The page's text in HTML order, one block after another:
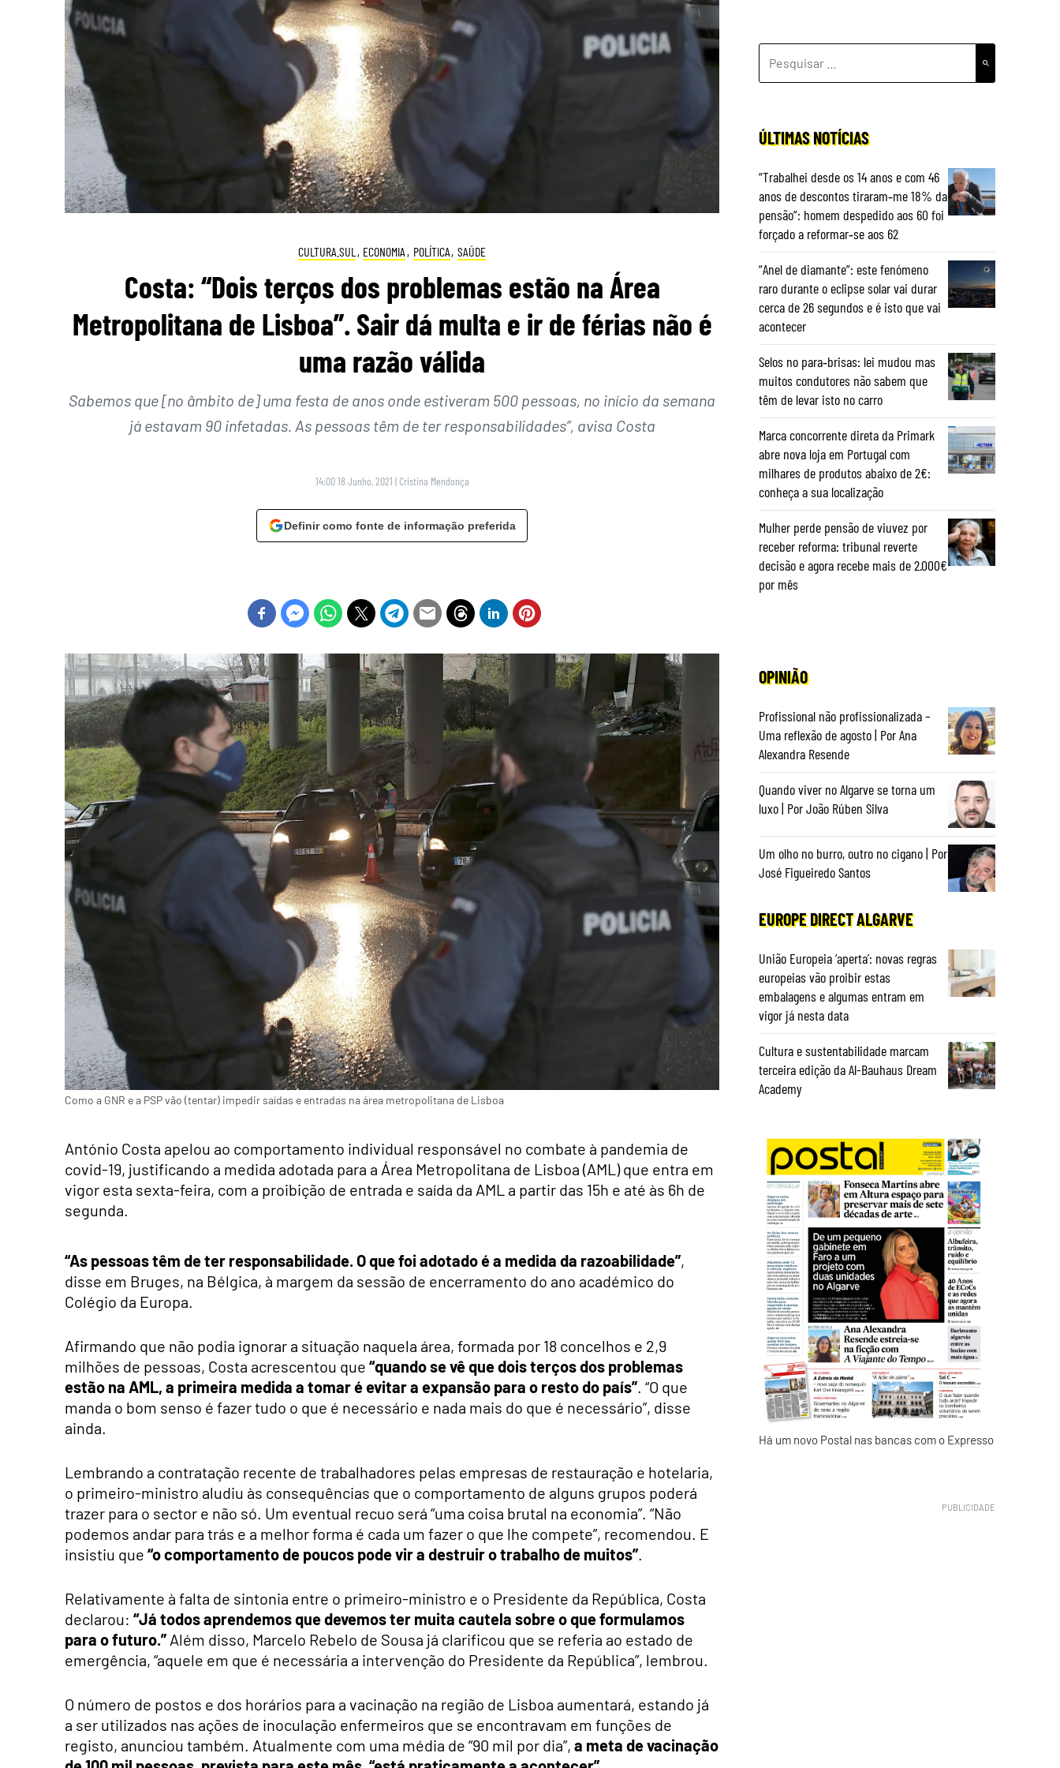
CULTURA.SUL , ECONOMIA , POLÍTICA, SAÚDE
Costa: “Dois terços dos problemas estão na Área
Metropolitana de Lisboa”. Sair dá multa e ir de férias não é
uma razão válida
Sabemos que [no âmbito de] uma festa de anos onde estiveram 500 pessoas, no início da semana
já estavam 90 infetadas. As pessoas têm de ter responsabilidades”, avisa Costa
14:00 18 Junho, 2021 | Cristina Mendonça
Definir como fonte de informação preferida
Como a GNR e a PSP vão (tentar) impedir saídas e entradas na área metropolitana de Lisboa
António Costa apelou ao comportamento individual responsável no combate à pandemia de
covid-19, justificando a medida adotada para a Área Metropolitana de Lisboa (AML) que entra em
vigor esta sexta-feira, com a proibição de entrada e saída da AML a partir das 15h e até às 6h de
segunda.
“As pessoas têm de ter responsabilidade. O que foi adotado é a medida da razoabilidade”,
disse em Bruges, na Bélgica, à margem da sessão de encerramento do ano académico do
Colégio da Europa.
Afirmando que não podia ignorar a situação naquela área, formada por 18 concelhos e 2,9
milhões de pessoas, Costa acrescentou que “quando se vê que dois terços dos problemas
estão na AML, a primeira medida a tomar é evitar a expansão para o resto do país”. “O que
manda o bom senso é fazer tudo o que é necessário e nada mais do que é necessário”, disse
ainda.
Lembrando a contratação recente de trabalhadores pelas empresas de restauração e hotelaria,
o primeiro-ministro aludiu às consequências que o comportamento de alguns grupos poderá
trazer para o sector e não só. Um eventual recuo será “uma coisa brutal na economia”. “Não
podemos andar para trás e a melhor forma é cada um fazer o que lhe compete”, recomendou. E
insistiu que “o comportamento de poucos pode vir a destruir o trabalho de muitos”.
Relativamente à falta de sintonia entre o primeiro-ministro e o Presidente da República, Costa
declarou: “Já todos aprendemos que devemos ter muita cautela sobre o que formulamos
para o futuro.” Além disso, Marcelo Rebelo de Sousa já clarificou que se referia ao estado de
emergência, “aquele em que é necessária a intervenção do Presidente da República”, lembrou.
O número de postos e dos horários para a vacinação na região de Lisboa aumentará, estando já
a ser utilizados nas ações de inoculação enfermeiros que se encontravam em funções de
registo, anunciou também. Atualmente com uma média de “90 mil por dia”, a meta de vacinação
POR:
ÚLTIMAS NOTÍCIAS
“Trabalhei desde os 14 anos e com 46
anos de descontos tiraram‑me 18% da
pensão”: homem despedido aos 60 foi
forçado a reformar‑se aos 62
“Anel de diamante”: este fenómeno
raro durante o eclipse solar vai durar
cerca de 26 segundos e é isto que vai
acontecer
Selos no para‑brisas: lei mudou mas
muitos condutores não sabem que
têm de levar isto no carro
Marca concorrente direta da Primark
abre nova loja em Portugal com
milhares de produtos abaixo de 2€:
conheça a sua localização
Mulher perde pensão de viuvez por
receber reforma: tribunal reverte
decisão e agora recebe mais de 2.000€
por mês
OPINIÃO
Profissional não profissionalizada –
Uma reflexão de agosto | Por Ana
Alexandra Resende
Quando viver no Algarve se torna um
luxo | Por João Rúben Silva
Um olho no burro, outro no cigano | Por
José Figueiredo Santos
EUROPE DIRECT ALGARVE
União Europeia ‘aperta’: novas regras
europeias vão proibir estas
embalagens e algumas entram em
vigor já nesta data
Cultura e sustentabilidade marcam
terceira edição da Al-Bauhaus Dream
Academy
Há um novo Postal nas bancas com o Expresso